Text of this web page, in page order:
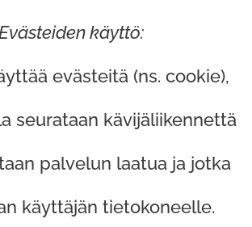
käyttö:
evästeitä (ns. cookie),
seurataan kävijäliikennettä
palvelun laatua ja jotka
käyttäjän tietokoneelle.